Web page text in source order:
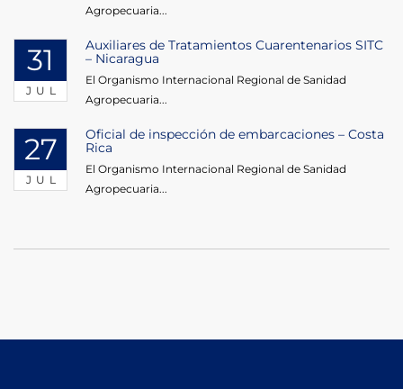
Agropecuaria...
31
JUL
Auxiliares de Tratamientos Cuarentenarios SITC
– Nicaragua
El Organismo Internacional Regional de Sanidad
Agropecuaria...
27
JUL
Oficial de inspección de embarcaciones – Costa
Rica
El Organismo Internacional Regional de Sanidad
Agropecuaria...